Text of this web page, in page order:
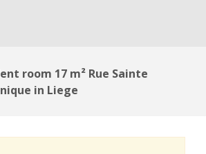
room 17 m² Rue Sainte
in Liege